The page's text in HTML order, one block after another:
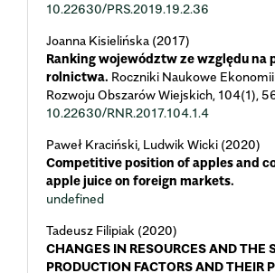
10.22630/PRS.2019.19.2.36
Joanna Kisielińska (2017)
Ranking województw ze względu na
rolnictwa. Roczniki Naukowe
Rozwoju Obszarów Wiejskich, 104(1),
10.22630/RNR.2017.104.1.4
Paweł Kraciński, Ludwik Wicki (2020)
Competitive position of apples and
apple juice on foreign markets.
undefined
Tadeusz Filipiak (2020)
CHANGES IN RESOURCES AND THE
PRODUCTION FACTORS AND THEIR